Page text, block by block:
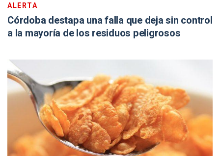
ALERTA
Córdoba destapa una falla que deja sin control
a la mayoría de los residuos peligrosos